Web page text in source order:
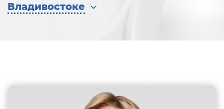
Владивостоке